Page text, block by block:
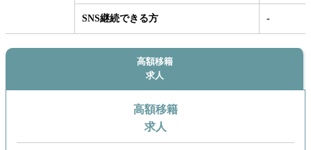
SNS継続できる方 -
高額移籍
求人
高額移籍
求人